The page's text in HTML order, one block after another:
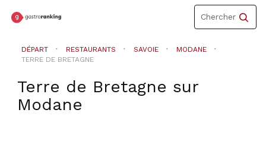
Toggle
navigation
Chercher
DÉPART RESTAURANTS SAVOIE
MODANE
TERRE DE BRETAGNE
Terre de Bretagne sur
Modane